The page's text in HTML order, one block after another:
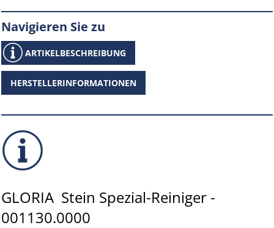
Navigieren Sie zu
ARTIKELBESCHREIBUNG
HERSTELLERINFORMATIONEN
GLORIA Stein Spezial-Reiniger -
001130.0000